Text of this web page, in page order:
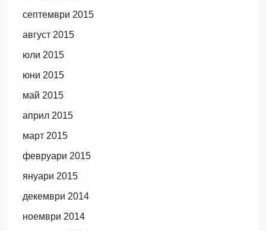
септември 2015
август 2015
юли 2015
юни 2015
май 2015
април 2015
март 2015
февруари 2015
януари 2015
декември 2014
ноември 2014